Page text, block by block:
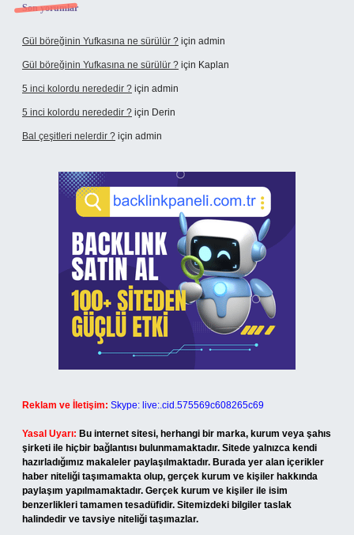
Son yorumlar
Gül böreğinin Yufkasına ne sürülür ? için admin
Gül böreğinin Yufkasına ne sürülür ? için Kaplan
5 inci kolordu nerededir ? için admin
5 inci kolordu nerededir ? için Derin
Bal çeşitleri nelerdir ? için admin
Reklam ve İletişim: Skype: live:.cid.575569c608265c69
Yasal Uyarı: Bu internet sitesi, herhangi bir marka, kurum veya şahıs
şirketi ile hiçbir bağlantısı bulunmamaktadır. Sitede yalnızca kendi
hazırladığımız makaleler paylaşılmaktadır. Burada yer alan içerikler
haber niteliği taşımamakta olup, gerçek kurum ve kişiler hakkında
paylaşım yapılmamaktadır. Gerçek kurum ve kişiler ile isim
benzerlikleri tamamen tesadüfidir. Sitemizdeki bilgiler taslak
halindedir ve tavsiye niteliği taşımazlar.